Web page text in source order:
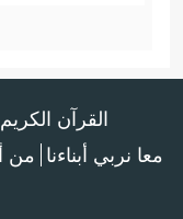
القرآن الكريم
معا نربي أبناءنا من